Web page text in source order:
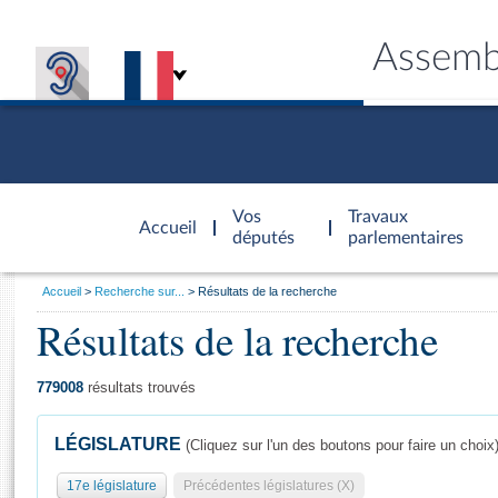
Accueil
d'accueil
Vos
députés
Travaux
parlementaires
Général
Vous
Accueil Recherche sur... Résultats de la recherche
Résultats de la recherche
779008 résultats trouvés
LÉGISLATURE (Cliquez sur l'un des boutons pour faire un choix)
17e législature Précédentes législatures (X)